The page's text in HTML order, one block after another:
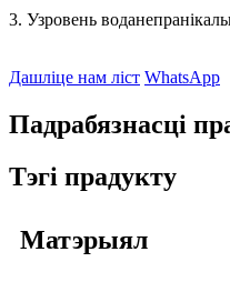
3. Узровень
Дашліце нам ліст WhatsApp
Падрабязнасці
Тэгі прадукту
Матэрыял